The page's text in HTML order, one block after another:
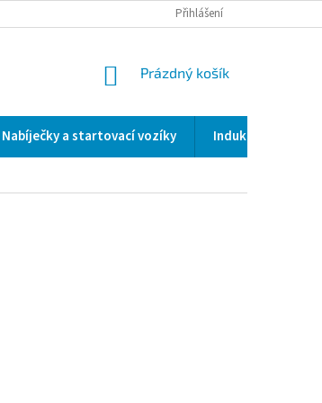
SERVIS / KALIBRACE / VALIDACE/ WELDSCANNER S3
Přihlášení
NÁKUPNÍ
Prázdný košík
Nabíječky a startovací vozíky Indukční a